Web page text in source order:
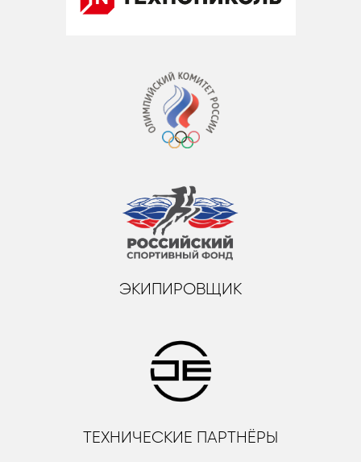
ЭКИПИРОВЩИК
ТЕХНИЧЕСКИЕ ПАРТНЁРЫ